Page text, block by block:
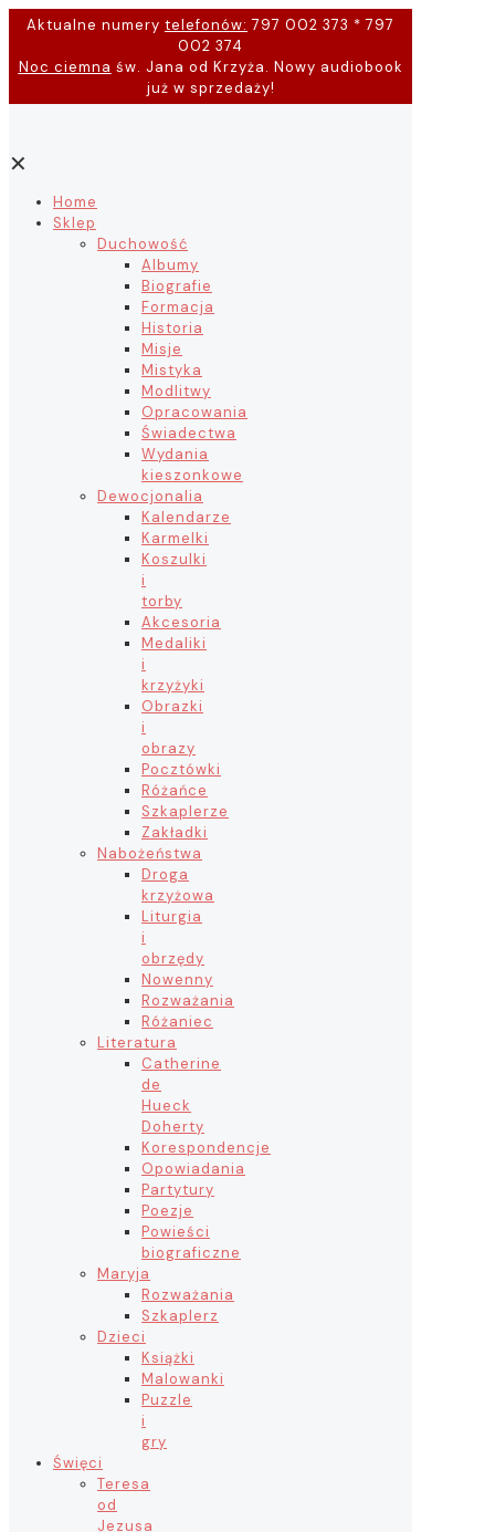
Aktualne numery telefonów: 797 002 373 * 797
002 374
Noc ciemna św. Jana od Krzyża. Nowy audiobook
już w sprzedaży!
✕
Home
Sklep
Duchowość
Albumy
Biografie
Formacja
Historia
Misje
Mistyka
Modlitwy
Opracowania
Świadectwa
Wydania
kieszonkowe
Dewocjonalia
Kalendarze
Karmelki
Koszulki
i
torby
Akcesoria
Medaliki
i
krzyżyki
Obrazki
i
obrazy
Pocztówki
Różańce
Szkaplerze
Zakładki
Nabożeństwa
Droga
krzyżowa
Liturgia
i
obrzędy
Nowenny
Rozważania
Różaniec
Literatura
Catherine
de
Hueck
Doherty
Korespondencje
Opowiadania
Partytury
Poezje
Powieści
biograficzne
Maryja
Rozważania
Szkaplerz
Dzieci
Książki
Malowanki
Puzzle
i
gry
Święci
Teresa
od
Jezusa